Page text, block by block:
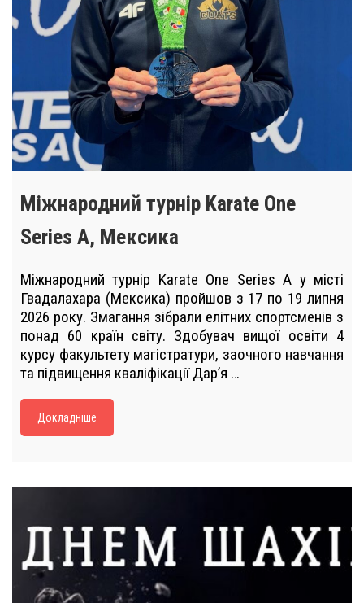
Міжнародний турнір Karate One
Series A, Мексика
Міжнародний турнір Karate One Series A у місті
Гвадалахара (Мексика) пройшов з 17 по 19 липня
2026 року. Змагання зібрали елітних спортсменів з
понад 60 країн світу. Здобувач вищої освіти 4
курсу факультету магістратури, заочного навчання
та підвищення кваліфікації Дарʼя …
Докладніше